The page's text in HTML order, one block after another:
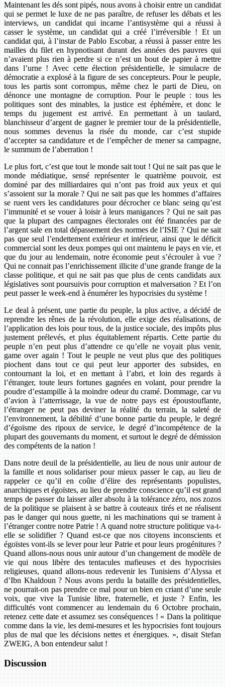
Maintenant les dés sont pipés, nous avons à choisir entre un candidat
qui se permet le luxe de ne pas paraître, de refuser les débats et les
interviews, un candidat qui incarne l’antisystème qui a réussi à
casser le système, un candidat qui a créé l’irréversible ! Et un
candidat qui, à l’instar de Pablo Escobar, a réussi à passer entre les
mailles du filet en hypnotisant durant des années des pauvres qui
n’avaient plus rien à perdre si ce n’est un bout de papier à mettre
dans l’urne ! Avec cette élection présidentielle, le simulacre de
démocratie a explosé à la figure de ses concepteurs. Pour le peuple,
tous les partis sont corrompus, même chez le parti de Dieu, on
dénonce une montagne de corruption. Pour le peuple : tous les
politiques sont des minables, la justice est éphémère, et donc le
temps du jugement est arrivé. En permettant à un taulard,
blanchisseur d’argent de gagner le premier tour de la présidentielle,
nous sommes devenus la risée du monde, car c’est stupide
d’accepter sa candidature et de l’empêcher de mener sa campagne,
le summum de l’aberration !
Le plus fort, c’est que tout le monde sait tout ! Qui ne sait pas que le
monde médiatique, sensé représenter le quatrième pouvoir, est
dominé par des milliardaires qui n’ont pas froid aux yeux et qui
s’assoient sur la morale ? Qui ne sait pas que les hommes d’affaires
se ruent vers les candidatures pour décrocher ce blanc seing qu’est
l’immunité et se vouer à loisir à leurs manigances ? Qui ne sait pas
que la plupart des campagnes électorales ont été financées par de
l’argent sale en total dépassement des normes de l’ISIE ? Qui ne sait
pas que seul l’endettement extérieur et intérieur, ainsi que le déficit
commercial sont les deux pompes qui ont maintenu le pays en vie, et
que du jour au lendemain, notre économie peut s’écrouler à vue ?
Qui ne connait pas l’enrichissement illicite d’une grande frange de la
classe politique, et qui ne sait pas que plus de cents candidats aux
législatives sont poursuivis pour corruption et malversation ? Et l’on
peut passer le week-end à énumérer les hypocrisies du système !
Le deal à présent, une partie du peuple, la plus active, a décidé de
reprendre les rênes de la révolution, elle exige des réalisations, de
l’application des lois pour tous, de la justice sociale, des impôts plus
justement prélevés, et plus équitablement répartis. Cette partie du
peuple n’en peut plus d’attendre ce qu’elle ne voyait plus venir,
game over again ! Tout le peuple ne veut plus que des politiques
piochent dans tout ce qui peut leur apporter des subsides, en
contournant la loi, et en mettant à l’abri, et loin des regards à
l’étranger, toute leurs fortunes gagnées en volant, pour prendre la
poudre d’estampille à la moindre odeur du cramé. Dommage, car vu
d’avion à l’atterrissage, la vue de notre pays est époustouflante,
l’étranger ne peut pas deviner la réalité du terrain, la saleté de
l’environnement, la débilité d’une bonne partie du peuple, le degré
d’égoïsme des ripoux de service, le degré d’incompétence de la
plupart des gouvernants du moment, et surtout le degré de démission
des compétents de la nation !
Dans notre deuil de la présidentielle, au lieu de nous unir autour de
la famille et nous solidariser pour mieux passer le cap, au lieu de
rappeler ce qu’il en coûte d’élire des représentants populistes,
anarchiques et égoïstes, au lieu de prendre conscience qu’il est grand
temps de passer du laisser aller absolu à la tolérance zéro, nos zozos
de la politique se plaisent à se battre à couteaux tirés et ne réalisent
pas le danger qui nous guette, ni les machinations qui se trament à
l’étranger contre notre Patrie ! A quand notre structure politique va-t-
elle se solidifier ? Quand est-ce que nos citoyens inconscients et
égoïstes vont-ils se lever pour leur Patrie et pour leurs progénitures ?
Quand allons-nous nous unir autour d’un changement de modèle de
vie qui nous libère des tentacules mafieuses et des hypocrisies
religieuses, quand allons-nous redevenir les Tunisiens d’Alyssa et
d’Ibn Khaldoun ? Nous avons perdu la bataille des présidentielles,
ne pourrait-on pas prendre ce mal pour un bien en criant d’une seule
voix, que vive la Tunisie libre, fraternelle, et juste ? Enfin, les
difficultés vont commencer au lendemain du 6 Octobre prochain,
retenez cette date et assumez ses conséquences ! « Dans la politique
comme dans la vie, les demi-mesures et les hypocrisies font toujours
plus de mal que les décisions nettes et énergiques. », disait Stefan
ZWEIG, A bon entendeur salut !
Discussion